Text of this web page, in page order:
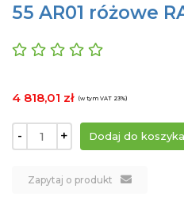
55 AR01 różowe
4 818,01 zł (w tym VAT 23%)
- +
Zapytaj o produkt